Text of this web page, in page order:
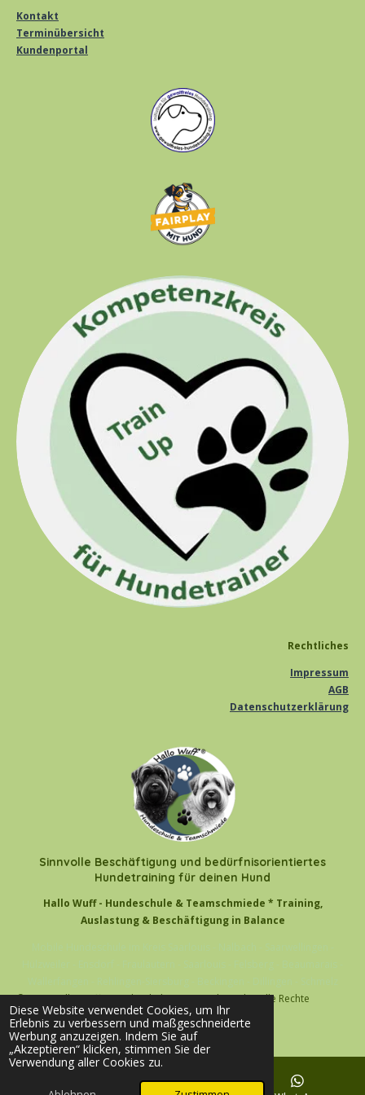
Diese Website verwendet Cookies, um Ihr
Erlebnis zu verbessern und maßgeschneiderte
Werbung anzuzeigen. Indem Sie auf
„Akzeptieren“ klicken, stimmen Sie der
Verwendung aller Cookies zu.
Kontakt
Terminübersicht
Kundenportal
Rechtliches
Impressum
AGB
Datenschutzerklärung
Sinnvolle Beschäftigung und bedürfnisorientiertes
Hundetraining für deinen Hund
Hallo Wuff - Hundeschule & Teamschmiede * Training,
Auslastung & Beschäftigung in Balance
© 2026 Hallo Wuff - Hundeschule & Teamschmiede - alle Rechte
vorbehalten